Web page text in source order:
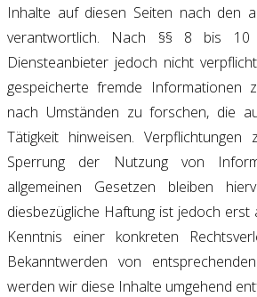
Inhalte auf diesen Seiten nach den
verantwortlich. Nach §§ 8 bis
Diensteanbieter jedoch nicht
gespeicherte fremde Informationen
nach Umständen zu forschen, die
Tätigkeit hinweisen.
Sperrung der Nutzung von
allgemeinen Gesetzen bleiben
diesbezügliche Haftung ist jedoch
Kenntnis einer konkreten
Bekanntwerden von
werden wir diese Inhalte umgehend